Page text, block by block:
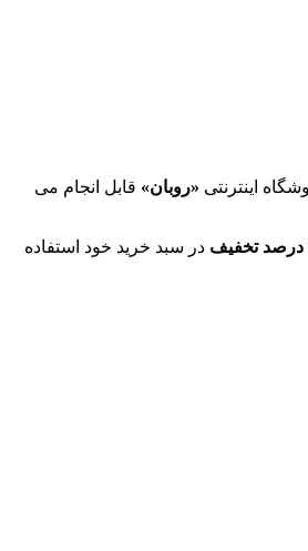
اینترنتی «روبان» قابل انجام می
در سبد خرید خود استفاده